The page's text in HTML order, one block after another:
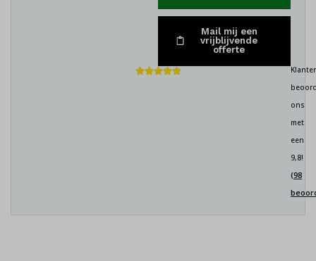
Mail mij een
vrijblijvende
offerte
ons
met
een
9,8!
(98